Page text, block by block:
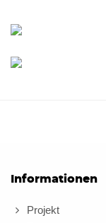
Informationen
Projekt